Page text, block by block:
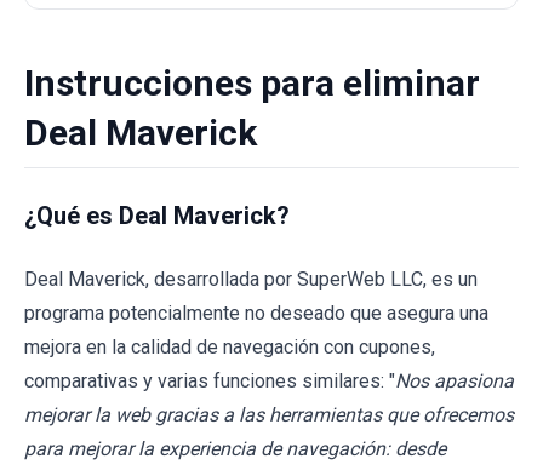
Instrucciones para eliminar
Deal Maverick
¿Qué es Deal Maverick?
Deal Maverick, desarrollada por SuperWeb LLC, es un
programa potencialmente no deseado que asegura una
mejora en la calidad de navegación con cupones,
comparativas y varias funciones similares: "Nos apasiona
mejorar la web gracias a las herramientas que ofrecemos
para mejorar la experiencia de navegación: desde